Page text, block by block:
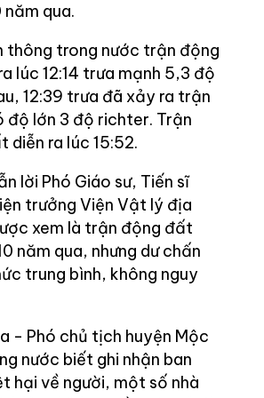
qua.
thông trong nước trận động
lúc 12:14 trưa mạnh 5,3 độ
12:39 trưa đã xảy ra trận
lớn 3 độ richter. Trận
diễn ra lúc 15:52.
lời Phó Giáo sư, Tiến sĩ
trưởng Viện Vật lý địa
xem là trận động đất
năm qua, nhưng dư chấn
trung bình, không nguy
- Phó chủ tịch huyện Mộc
nước biết ghi nhận ban
hại về người, một số nhà